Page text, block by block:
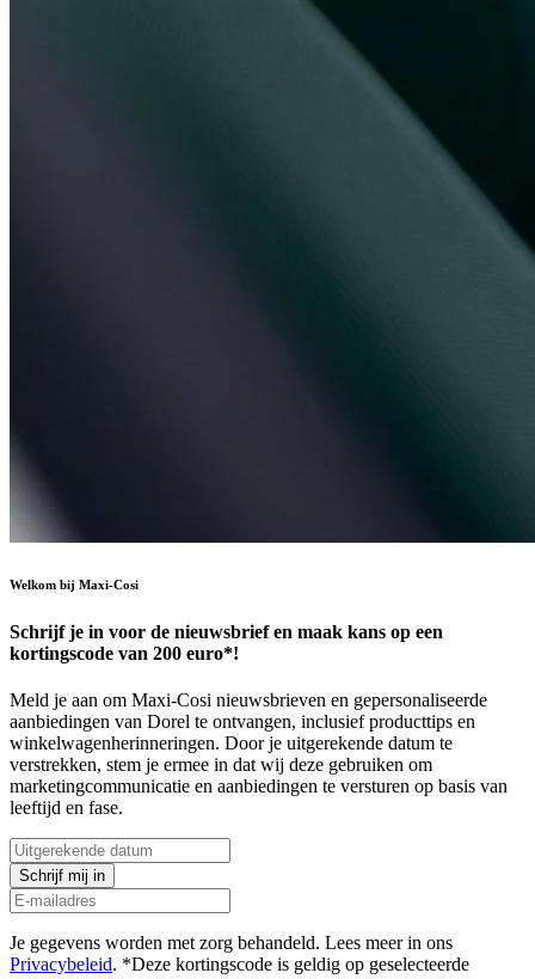
Welkom bij Maxi-Cosi
Schrijf je in voor de nieuwsbrief en maak kans op een
kortingscode van 200 euro*!
Meld je aan om Maxi-Cosi nieuwsbrieven en gepersonaliseerde
aanbiedingen van Dorel te ontvangen, inclusief producttips en
winkelwagenherinneringen. Door je uitgerekende datum te
verstrekken, stem je ermee in dat wij deze gebruiken om
marketingcommunicatie en aanbiedingen te versturen op basis van
leeftijd en fase.
Schrijf mij in
Je gegevens worden met zorg behandeld. Lees meer in ons
Privacybeleid. *Deze kortingscode is geldig op geselecteerde